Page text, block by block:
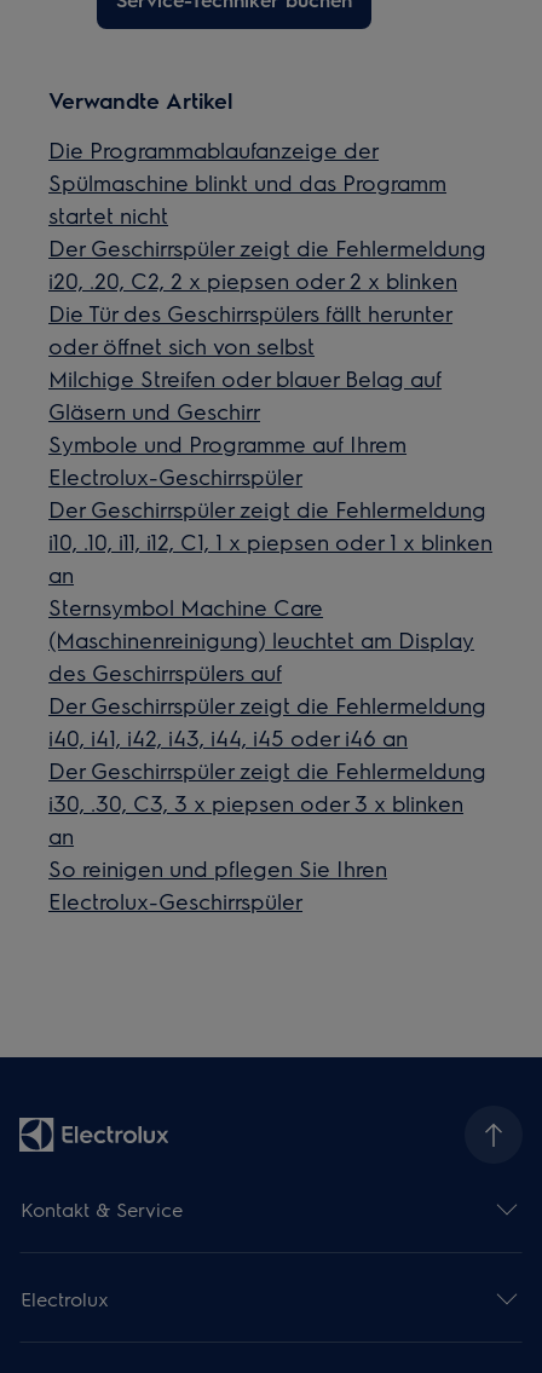
Verwandte Artikel
Die Programmablaufanzeige der
Spülmaschine blinkt und das Programm
startet nicht
Der Geschirrspüler zeigt die Fehlermeldung
i20, .20, C2, 2 x piepsen oder 2 x blinken
Die Tür des Geschirrspülers fällt herunter
oder öffnet sich von selbst
Milchige Streifen oder blauer Belag auf
Gläsern und Geschirr
Symbole und Programme auf Ihrem
Electrolux-Geschirrspüler
Der Geschirrspüler zeigt die Fehlermeldung
i10, .10, i11, i12, C1, 1 x piepsen oder 1 x blinken
an
Sternsymbol Machine Care
(Maschinenreinigung) leuchtet am Display
des Geschirrspülers auf
Der Geschirrspüler zeigt die Fehlermeldung
i40, i41, i42, i43, i44, i45 oder i46 an
Der Geschirrspüler zeigt die Fehlermeldung
i30, .30, C3, 3 x piepsen oder 3 x blinken
an
So reinigen und pflegen Sie Ihren
Electrolux-Geschirrspüler
Kontakt & Service
Electrolux